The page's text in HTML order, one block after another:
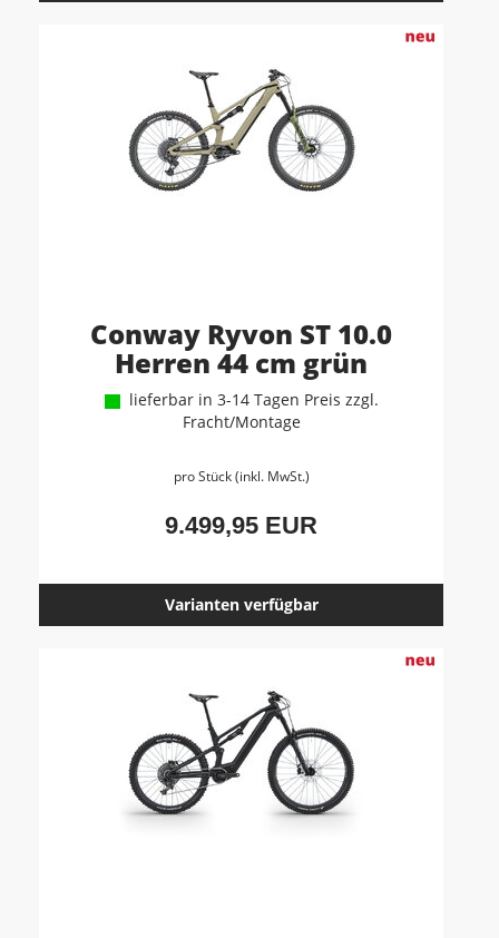
Conway Ryvon ST 10.0
Herren 44 cm grün
lieferbar in 3-14 Tagen Preis zzgl.
Fracht/Montage
pro Stück (inkl. MwSt.)
9.499,95 EUR
Varianten verfügbar